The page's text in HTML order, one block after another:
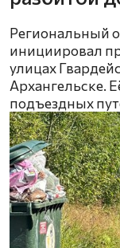
Региональный
инициировал
улицах
Архангельске.
подъездных